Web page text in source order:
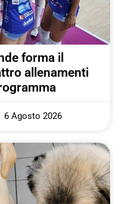
forma il
allenamenti
6 Agosto 2026